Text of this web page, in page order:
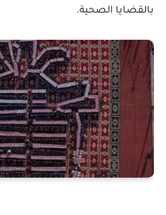
بالقضايا الصحية.